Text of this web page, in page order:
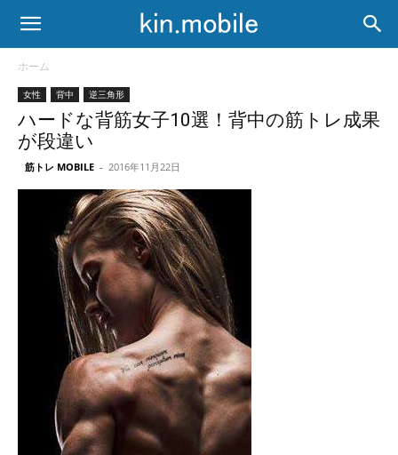
ホーム
女性 背中 逆三角形
ハードな背筋女子10選！背中の筋トレ成果
が段違い
筋トレ MOBILE - 2016年11月22日